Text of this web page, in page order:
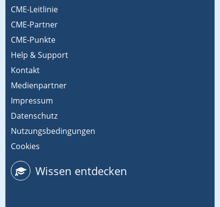
CME-Leitlinie
CME-Partner
CME-Punkte
Help & Support
Kontakt
Medienpartner
Impressum
Datenschutz
Nutzungsbedingungen
Cookies
Wissen entdecken